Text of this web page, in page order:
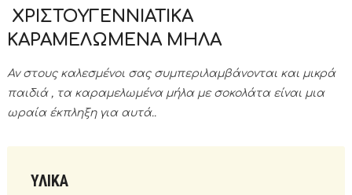
ΧΡΙΣΤΟΥΓΕΝΝΙΑΤΙΚΑ
ΚΑΡΑΜΕΛΩΜΕΝΑ ΜΗΛΑ
Αν στους καλεσμένοι σας συμπεριλαμβάνονται και μικρά
παιδιά , τα καραμελωμένα μήλα με σοκολάτα είναι μια
ωραία έκπληξη για αυτά..
ΥΛΙΚΑ